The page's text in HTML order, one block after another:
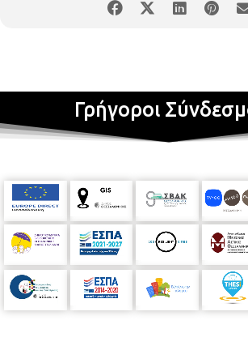
Γρήγοροι